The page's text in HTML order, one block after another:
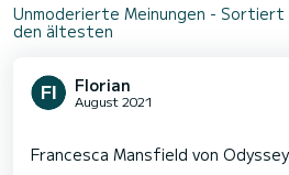
Unmoderierte Meinungen - Sortiert
den ältesten
Florian
August 2021